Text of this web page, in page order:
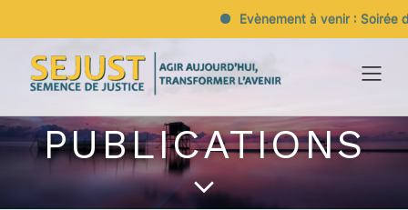
Evènement à venir : Soirée
PUBLICATIONS